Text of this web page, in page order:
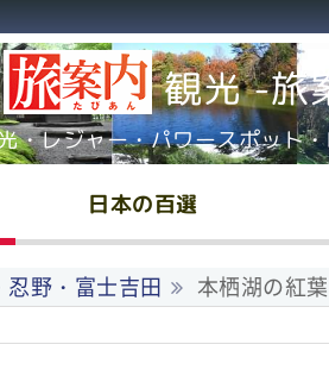
観光 -旅
・レジャー・パワースポット
日本の百選
忍野・富士吉田 本栖湖の紅葉